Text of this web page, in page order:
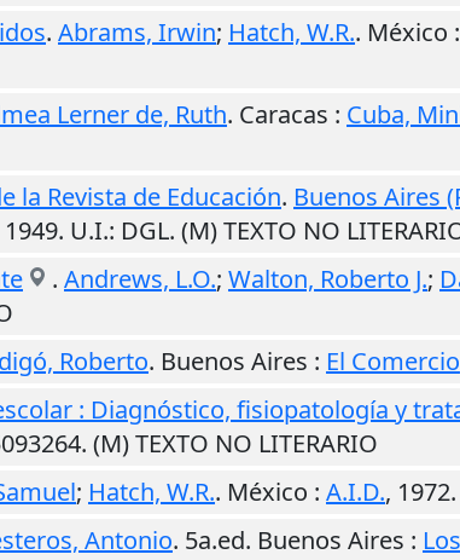
. Abrams, Irwin; Hatch, W.R.. México :
Lerner de, Ruth. Caracas : Cuba,
la Revista de Educación. Buenos Aires
1949. U.I.: DGL. (M) TEXTO NO
. Andrews, L.O.; Walton, Roberto J.;
Roberto. Buenos Aires : El Comercio
: Diagnóstico, fisiopatología y
(M) TEXTO NO LITERARIO
; Hatch, W.R.. México : A.I.D., 1972.
Antonio. 5a.ed. Buenos Aires :